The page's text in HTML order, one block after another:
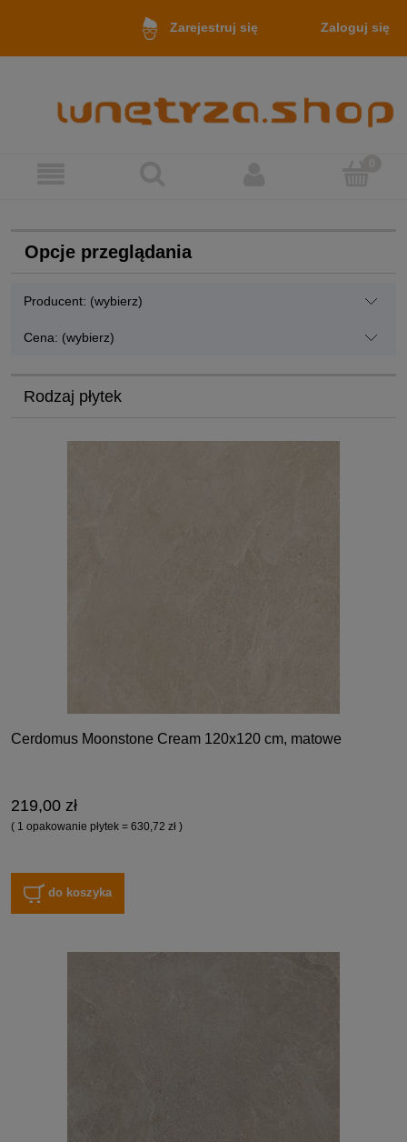
Zarejestruj się Zaloguj się
Opcje przeglądania
Producent: (wybierz)
Cena: (wybierz)
Rodzaj płytek
Cerdomus Moonstone Cream 120x120 cm, matowe
219,00 zł
( 1 opakowanie płytek = 630,72 zł )
do koszyka